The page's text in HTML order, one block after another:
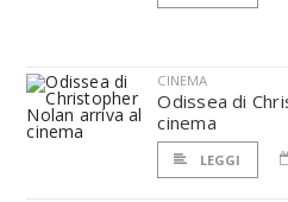
CINEMA
Odissea di
cinema
LEGGI